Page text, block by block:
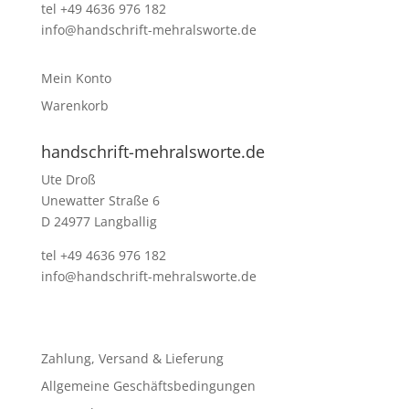
tel +49 4636 976 182
info@handschrift-mehralsworte.de
Mein Konto
Warenkorb
handschrift-mehralsworte.de
Ute Droß
Unewatter Straße 6
D 24977 Langballig
tel +49 4636 976 182
info@handschrift-mehralsworte.de
Zahlung, Versand & Lieferung
Allgemeine Geschäftsbedingungen